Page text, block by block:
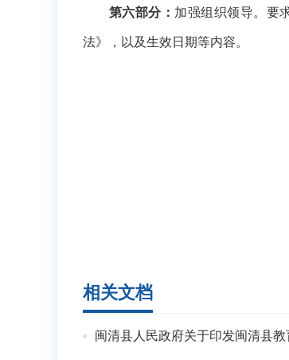
第六部分： 加强组织领导。要
法》，以及生效日期等内容。
相关文档
闽清县人民政府关于印发闽清县